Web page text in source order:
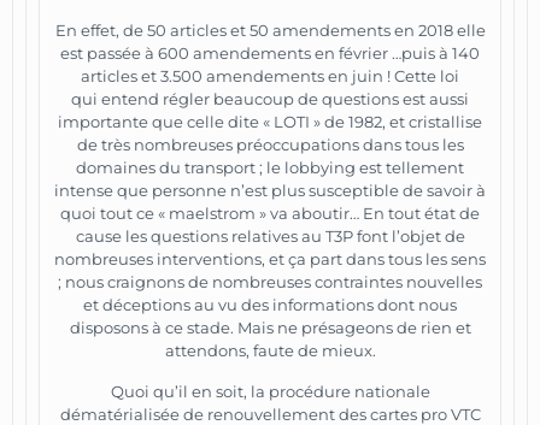
En effet, de 50 articles et 50 amendements en 2018 elle
est passée à 600 amendements en février …puis à 140
articles et 3.500 amendements en juin ! Cette loi
qui entend régler beaucoup de questions est aussi
importante que celle dite « LOTI » de 1982, et cristallise
de très nombreuses préoccupations dans tous les
domaines du transport ; le lobbying est tellement
intense que personne n’est plus susceptible de savoir à
quoi tout ce « maelstrom » va aboutir… En tout état de
cause les questions relatives au T3P font l’objet de
nombreuses interventions, et ça part dans tous les sens
; nous craignons de nombreuses contraintes nouvelles
et déceptions au vu des informations dont nous
disposons à ce stade. Mais ne présageons de rien et
attendons, faute de mieux.
Quoi qu’il en soit, la procédure nationale
dématérialisée de renouvellement des cartes pro VTC